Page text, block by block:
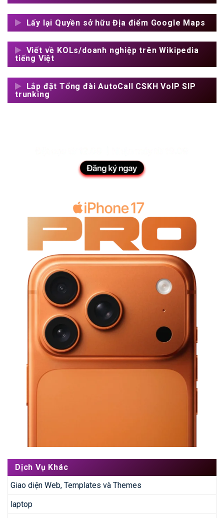
Lấy lại Quyền sở hữu Địa điểm Google Maps
Viết về KOLs/doanh nghiệp trên Wikipedia
tiếng Việt
Lắp đặt Tổng đài AutoCall CSKH VoIP SIP
trunking
Dịch Vụ Khác
Giao diện Web, Templates và Themes
laptop